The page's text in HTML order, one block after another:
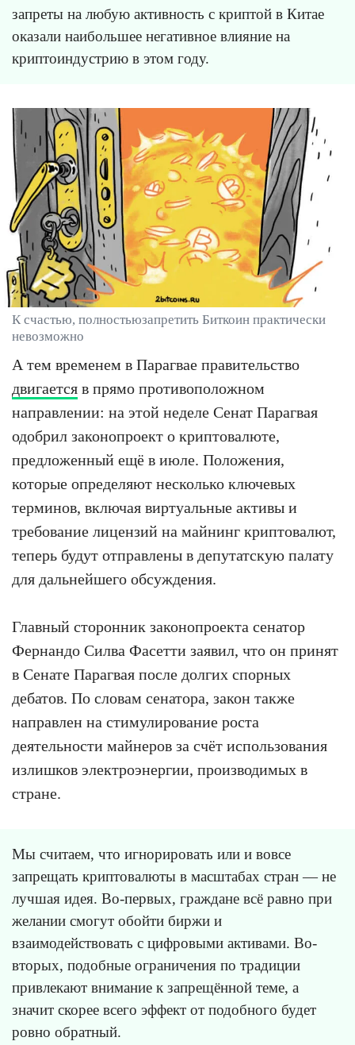
запреты на любую активность с криптой в Китае
оказали наибольшее негативное влияние на
криптоиндустрию в этом году.
К счастью, полностьюзапретить Биткоин практически
невозможно
А тем временем в Парагвае правительство
двигается в прямо противоположном
направлении: на этой неделе Сенат Парагвая
одобрил законопроект о криптовалюте,
предложенный ещё в июле. Положения,
которые определяют несколько ключевых
терминов, включая виртуальные активы и
требование лицензий на майнинг криптовалют,
теперь будут отправлены в депутатскую палату
для дальнейшего обсуждения.
Главный сторонник законопроекта сенатор
Фернандо Силва Фасетти заявил, что он принят
в Сенате Парагвая после долгих спорных
дебатов. По словам сенатора, закон также
направлен на стимулирование роста
деятельности майнеров за счёт использования
излишков электроэнергии, производимых в
стране.
Мы считаем, что игнорировать или и вовсе
запрещать криптовалюты в масштабах стран — не
лучшая идея. Во-первых, граждане всё равно при
желании смогут обойти биржи и
взаимодействовать с цифровыми активами. Во-
вторых, подобные ограничения по традиции
привлекают внимание к запрещённой теме, а
значит скорее всего эффект от подобного будет
ровно обратный.